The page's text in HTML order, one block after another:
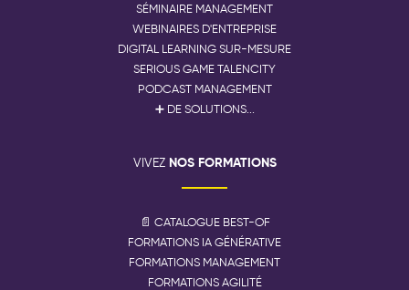
SÉMINAIRE MANAGEMENT
WEBINAIRES D'ENTREPRISE
DIGITAL LEARNING SUR-MESURE
SERIOUS GAME TALENCITY
PODCAST MANAGEMENT
➕ DE SOLUTIONS...
VIVEZ NOS FORMATIONS
📄 CATALOGUE BEST-OF
FORMATIONS IA GÉNÉRATIVE
FORMATIONS MANAGEMENT
FORMATIONS AGILITÉ